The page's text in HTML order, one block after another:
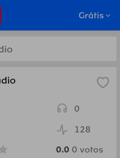
Grátis
radio,
0
128
0.0 0 votos